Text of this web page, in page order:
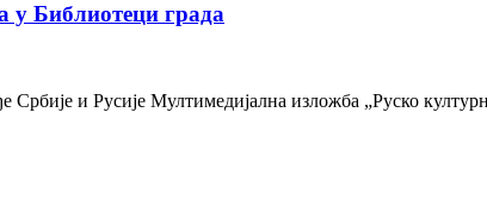
у Библиотеци града
и Русије Мултимедијална изложба „Руско